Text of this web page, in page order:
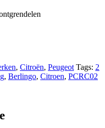
, Citroën, Peugeot Tags: 2
, Berlingo, Citroen, PCRC02